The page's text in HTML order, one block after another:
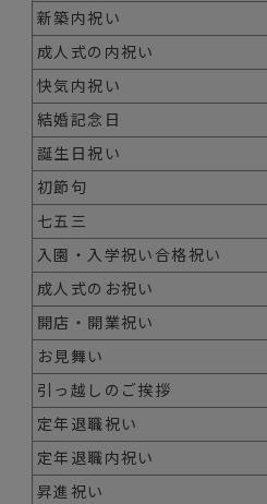
新築内祝い
成人式の内祝い
快気内祝い
結婚記念日
誕生日祝い
初節句
七五三
入園・入学祝い合格祝い
成人式のお祝い
開店・開業祝い
お見舞い
引っ越しのご挨拶
定年退職祝い
定年退職内祝い
昇進祝い